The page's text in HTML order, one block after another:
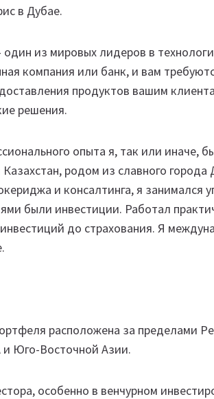
в Дубае.
из мировых лидеров в
компания или банк, и вам
продуктов вашим
решения.
опыта я, так или иначе,
родом из славного
и консалтинга, я занимался
были инвестиции. Работал
до страхования. Я
расположена за пределами
Юго-Восточной Азии.
особенно в венчурном